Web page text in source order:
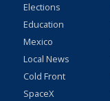
Elections
Education
Mexico
Local News
Cold Front
SpaceX